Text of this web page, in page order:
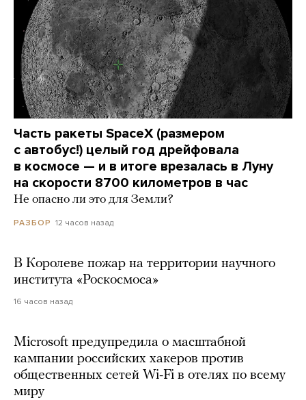
Часть ракеты SpaceX (размером
с автобус!) целый год дрейфовала
в космосе — и в итоге врезалась в Луну
на скорости 8700 километров в час
Не опасно ли это для Земли?
РАЗБОР 12 часов назад
В Королеве пожар на территории научного
института «Роскосмоса»
16 часов назад
Microsoft предупредила о масштабной
кампании российских хакеров против
общественных сетей Wi-Fi в отелях по всему
миру